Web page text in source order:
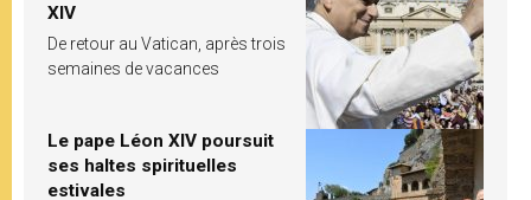
XIV
De retour au Vatican, après trois
semaines de vacances
Le pape Léon XIV poursuit
ses haltes spirituelles
estivales